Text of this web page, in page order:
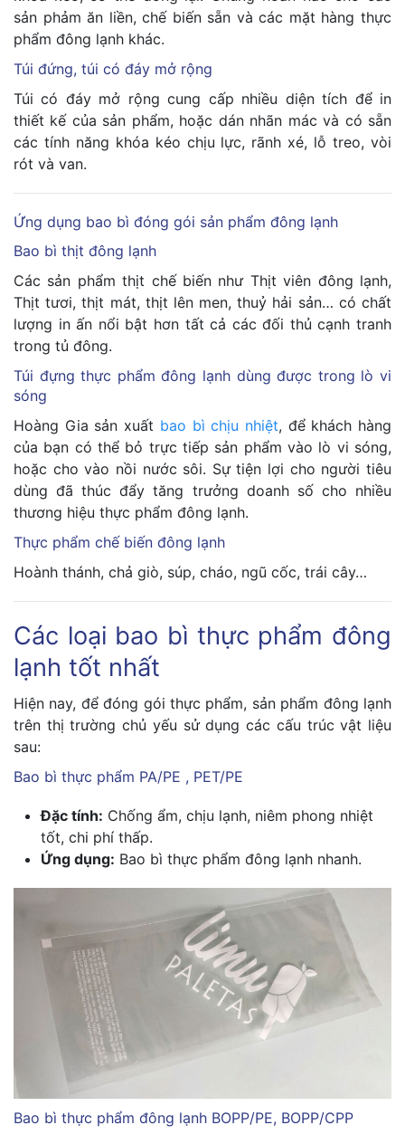
sản phảm ăn liền, chế biến sẵn và các mặt hàng thực
phẩm đông lạnh khác.
Túi đứng, túi có đáy mở rộng
Túi có đáy mở rộng cung cấp nhiều diện tích để in
thiết kế của sản phẩm, hoặc dán nhãn mác và có sẵn
các tính năng khóa kéo chịu lực, rãnh xé, lỗ treo, vòi
rót và van.
Ứng dụng bao bì đóng gói sản phẩm đông lạnh
Bao bì thịt đông lạnh
Các sản phẩm thịt chế biến như Thịt viên đông lạnh,
Thịt tươi, thịt mát, thịt lên men, thuỷ hải sản… có chất
lượng in ấn nổi bật hơn tất cả các đối thủ cạnh tranh
trong tủ đông.
Túi đựng thực phẩm đông lạnh dùng được trong lò vi
sóng
Hoàng Gia sản xuất bao bì chịu nhiệt, để khách hàng
của bạn có thể bỏ trực tiếp sản phẩm vào lò vi sóng,
hoặc cho vào nồi nước sôi. Sự tiện lợi cho người tiêu
dùng đã thúc đẩy tăng trưởng doanh số cho nhiều
thương hiệu thực phẩm đông lạnh.
Thực phẩm chế biến đông lạnh
Hoành thánh, chả giò, súp, cháo, ngũ cốc, trái cây…
Các loại bao bì thực phẩm đông
lạnh tốt nhất
Hiện nay, để đóng gói thực phẩm, sản phẩm đông lạnh
trên thị trường chủ yếu sử dụng các cấu trúc vật liệu
sau:
Bao bì thực phẩm PA/PE , PET/PE
Đặc tính: Chống ẩm, chịu lạnh, niêm phong nhiệt
tốt, chi phí thấp.
Ứng dụng: Bao bì thực phẩm đông lạnh nhanh.
Bao bì thực phẩm đông lạnh BOPP/PE, BOPP/CPP